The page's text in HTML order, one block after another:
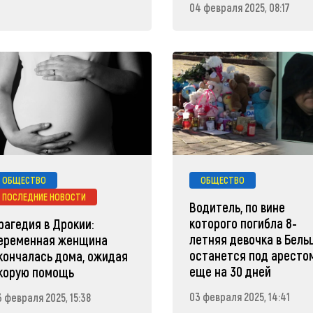
04 февраля 2025, 08:17
ОБЩЕСТВО
ПОСЛЕДНИЕ НОВОСТИ
в Дрокии:
женщина
дома, ожидая
помощь
февраля 2025, 15:38
ОБЩЕСТВО
Водитель, по вине
которого погибла 8-
летняя девочка в
останется под
еще на 30 дней
03 февраля 2025, 14:41